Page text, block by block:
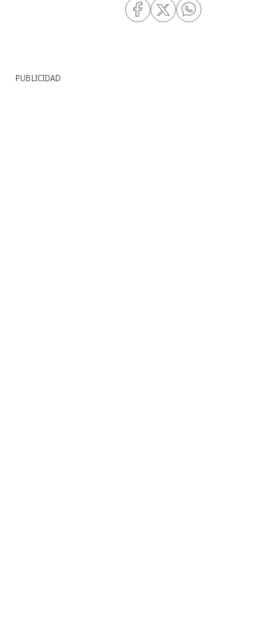
RRSS Facebook
RRSS Twitter
RRSS